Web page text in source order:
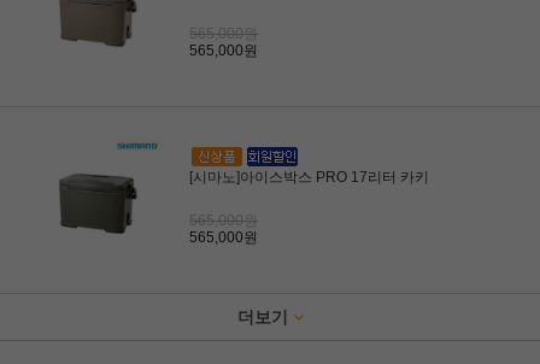
565,000원
565,000원
[시마노]아이스박스 PRO 17리터 카키
565,000원
565,000원
더보기